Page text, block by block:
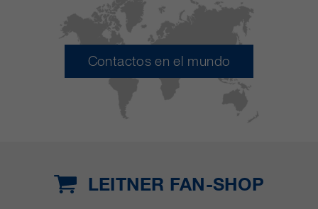
Contactos en el mundo
LEITNER FAN-SHOP